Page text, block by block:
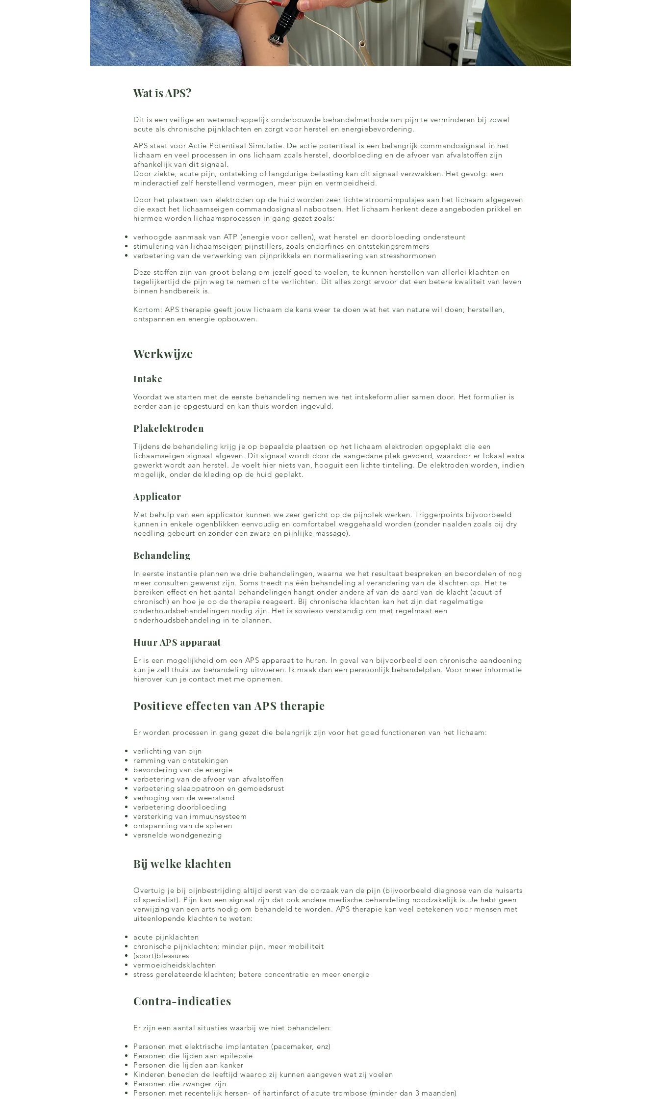
Wat is APS?
Dit is een veilige en wetenschappelijk onderbouwde behandelmethode om pijn te verminderen bij zowel
acute als chronische pijnklachten en zorgt voor herstel en energiebevordering.
APS staat voor Actie Potentiaal Simulatie. De actie potentiaal is een belangrijk commandosignaal in het
lichaam en veel processen in ons lichaam zoals herstel, doorbloeding en de afvoer van afvalstoffen zijn
afhankelijk van dit signaal.
Door ziekte, acute pijn, ontsteking of langdurige belasting kan dit signaal verzwakken. Het gevolg: een
minderactief zelf herstellend vermogen, meer pijn en vermoeidheid.
Door het plaatsen van elektroden op de huid worden zeer lichte stroomimpulsjes aan het lichaam afgegeven
die exact het lichaamseigen commandosignaal nabootsen. Het lichaam herkent deze aangeboden prikkel en
hiermee worden lichaamsprocessen in gang gezet zoals:
verhoogde aanmaak van ATP (energie voor cellen), wat herstel en doorbloeding ondersteunt
stimulering van lichaamseigen pijnstillers, zoals endorfines en ontstekingsremmers
verbetering van de verwerking van pijnprikkels en normalisering van stresshormonen
Deze stoffen zijn van groot belang om jezelf goed te voelen, te kunnen herstellen van allerlei klachten en
tegelijkertijd de pijn weg te nemen of te verlichten. Dit alles zorgt ervoor dat een betere kwaliteit van leven
binnen handbereik is.
Kortom: APS therapie geeft jouw lichaam de kans weer te doen wat het van nature wil doen; herstellen,
ontspannen en energie opbouwen.
Werkwijze
Intake
Voordat we starten met de eerste behandeling nemen we het intakeformulier samen door. Het formulier is
eerder aan je opgestuurd en kan thuis worden ingevuld.
Plakelektroden
Tijdens de behandeling krijg je op bepaalde plaatsen op het lichaam elektroden opgeplakt die een
lichaamseigen signaal afgeven. Dit signaal wordt door de aangedane plek gevoerd, waardoor er lokaal extra
gewerkt wordt aan herstel. Je voelt hier niets van, hooguit een lichte tinteling. De elektroden worden, indien
mogelijk, onder de kleding op de huid geplakt.
Applicator
Met behulp van een applicator kunnen we zeer gericht op de pijnplek werken. Triggerpoints bijvoorbeeld
kunnen in enkele ogenblikken eenvoudig en comfortabel weggehaald worden (zonder naalden zoals bij dry
needling gebeurt en zonder een zware en pijnlijke massage).
Behandeling
In eerste instantie plannen we drie behandelingen, waarna we het resultaat bespreken en beoordelen of nog
meer consulten gewenst zijn. Soms treedt na één behandeling al verandering van de klachten op. Het te
bereiken effect en het aantal behandelingen hangt onder andere af van de aard van de klacht (acuut of
chronisch) en hoe je op de therapie reageert. Bij chronische klachten kan het zijn dat regelmatige
onderhoudsbehandelingen nodig zijn. Het is sowieso verstandig om met regelmaat een
onderhoudsbehandeling in te plannen.
Huur APS apparaat
Er is een mogelijkheid om een APS apparaat te huren. In geval van bijvoorbeeld een chronische aandoening
kun je zelf thuis uw behandeling uitvoeren. Ik maak dan een persoonlijk behandelplan. Voor meer informatie
hierover kun je contact met me opnemen.
Positieve effecten van APS therapie
Er worden processen in gang gezet die belangrijk zijn voor het goed functioneren van het lichaam:
verlichting van pijn
remming van ontstekingen
bevordering van de energie
verbetering van de afvoer van afvalstoffen
verbetering slaappatroon en gemoedsrust
verhoging van de weerstand
verbetering doorbloeding
versterking van immuunsysteem
ontspanning van de spieren
versnelde wondgenezing​
Bij welke klachten
Overtuig je bij pijnbestrijding altijd eerst van de oorzaak van de pijn (bijvoorbeeld diagnose van de huisarts
of specialist). Pijn kan een signaal zijn dat ook andere medische behandeling noodzakelijk is. Je hebt geen
verwijzing van een arts nodig om behandeld te worden. APS therapie kan veel betekenen voor mensen met
uiteenlopende klachten te weten:
acute pijnklachten
chronische pijnklachten; minder pijn, meer mobiliteit
(sport)blessures
vermoeidheidsklachten
stress gerelateerde klachten; betere concentratie en meer energie
Contra-indicaties
Er zijn een aantal situaties waarbij we niet behandelen:
Personen met elektrische implantaten (pacemaker, enz)
Personen die lijden aan epilepsie
Personen die lijden aan kanker
Kinderen beneden de leeftijd waarop zij kunnen aangeven wat zij voelen
Personen die zwanger zijn
Personen met recentelijk hersen- of hartinfarct of acute trombose (minder dan 3 maanden)